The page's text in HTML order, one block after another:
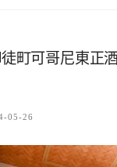
町可哥尼東正
05-26